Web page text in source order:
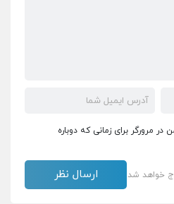
مرورگر برای زمانی که دوباره
خواهد شد